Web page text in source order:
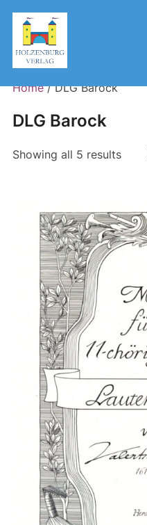
Skip
content
Home/ DLG Barock
DLG Barock
Showing all 5 results